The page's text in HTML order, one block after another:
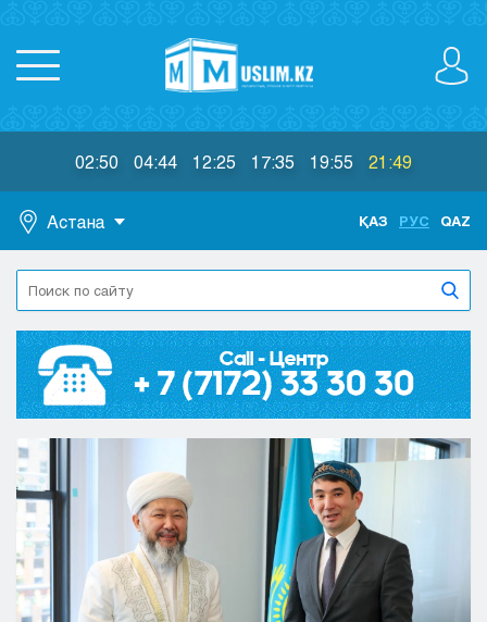
02:50 04:44 12:25 17:35 19:55 21:49
Астана
Астана
Алматы
Актобе
Атырау
Жезказган
Костанай
Кызылорда
Павлодар
Петропавловск
Семей
Талдыкорган
ҚАЗ РУС QAZ